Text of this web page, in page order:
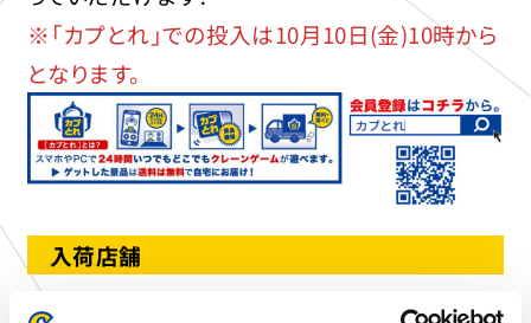
※「カプとれ」での投入は10月10日(金)10時から
となります。
入荷店舗
秋田県